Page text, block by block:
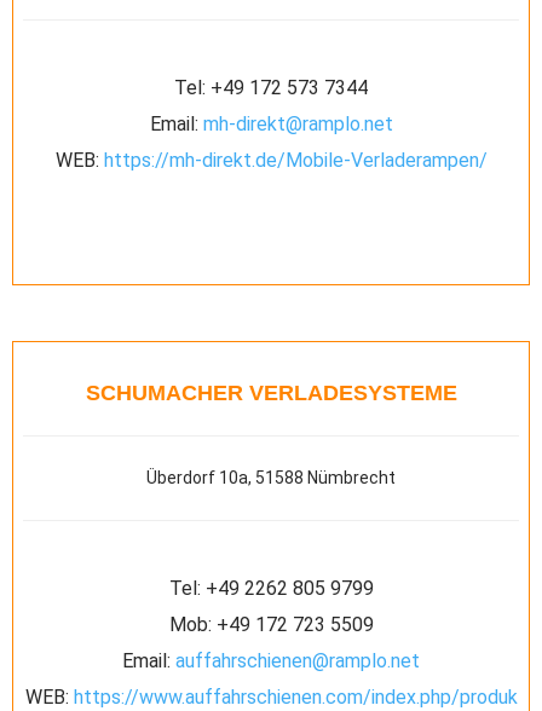
Tel: +49 172 573 7344
Email: mh-direkt@ramplo.net
WEB: https://mh-direkt.de/Mobile-Verladerampen/
SCHUMACHER VERLADESYSTEME
Überdorf 10a, 51588 Nümbrecht
Tel: +49 2262 805 9799
Mob: +49 172 723 5509
Email: auffahrschienen@ramplo.net
WEB: https://www.auffahrschienen.com/index.php/produk